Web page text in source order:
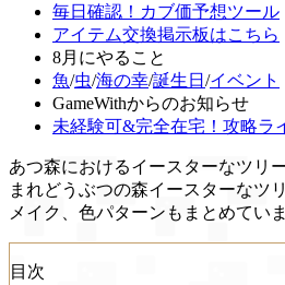
毎日確認！カブ価予想ツール
アイテム交換掲示板はこちら
8月にやること
魚/虫/海の幸/誕生日 /イベント
GameWithからのお知らせ
未経験可&完全在宅！攻略ラ
あつ森におけるイースターなツリ
まれどうぶつの森イースターなツ
メイク、色パターンもまとめていま
目次